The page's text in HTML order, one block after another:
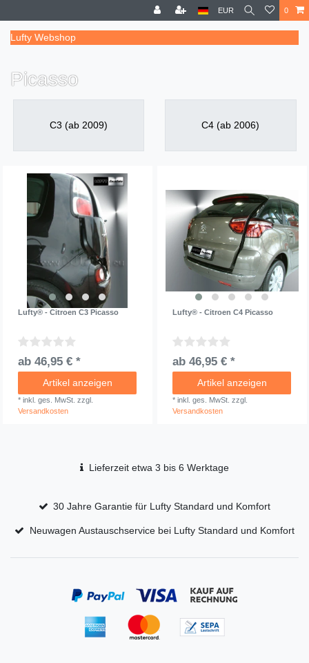
EUR 0
Lufty Webshop
Picasso
C3 (ab 2009) C4 (ab 2006)
Lufty® - Citroen C3 Picasso
ab 46,95 € *
Artikel anzeigen
* inkl. ges. MwSt. zzgl.
Versandkosten
Lufty® - Citroen C4 Picasso
ab 46,95 € *
Artikel anzeigen
* inkl. ges. MwSt. zzgl.
Versandkosten
Lieferzeit etwa 3 bis 6 Werktage
30 Jahre Garantie für Lufty Standard und Komfort
Neuwagen Austauschservice bei Lufty Standard und Komfort